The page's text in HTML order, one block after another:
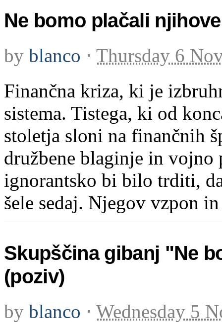
Ne bomo plačali
by blanco ⋅ Thursday 6
Finančna kriza, ki je
sistema. Tistega, ki od
stoletja sloni na finančnih
družbene blaginje in
ignorantsko bi bilo trditi,
šele sedaj. Njegov vzpon
Skupščina gibanj "Ne
(poziv)
by blanco ⋅ Wednesday 5